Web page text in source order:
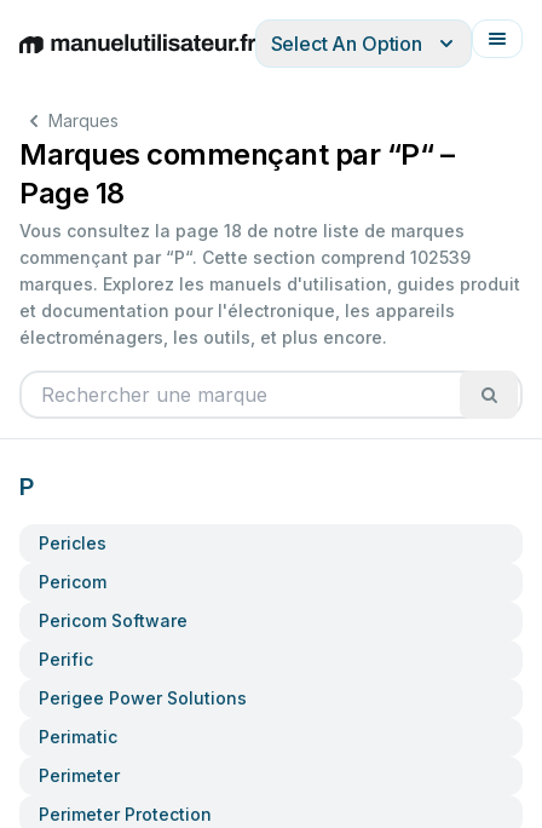
EnglishDeutschEspañolItalianoFrançais
Select An Option
Marques
Marques commençant par “P“ –
Page 18
Vous consultez la page 18 de notre liste de marques
commençant par “P“. Cette section comprend 102539
marques. Explorez les manuels d'utilisation, guides produit
et documentation pour l'électronique, les appareils
électroménagers, les outils, et plus encore.
P
Pericles
Pericom
Pericom Software
Perific
Perigee Power Solutions
Perimatic
Perimeter
Perimeter Protection